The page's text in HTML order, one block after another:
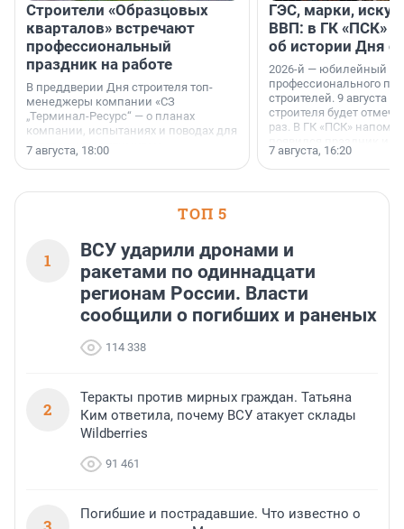
Строители «Образцовых
кварталов» встречают
профессиональный
праздник на работе
В преддверии Дня строителя топ-
менеджеры компании «СЗ
„Терминал-Ресурс“ — о планах
компании, испытаниях и поводах для
осторожного оптимизма.
7 августа, 18:00
ГЭС, марки,
ВВП: в ГК «ПСК»
об истории Дня
2026-й — юбилейный
профессионального
строителей. 9 августа
строителя будет
раз. В ГК «ПСК»
поменялась роль
7 августа, 16:20
ТОП 5
1
ВСУ ударили дронами и
ракетами по одиннадцати
регионам России. Власти
сообщили о погибших и раненых
114 338
2
Теракты против мирных граждан. Татьяна
Ким ответила, почему ВСУ атакует склады
Wildberries
91 461
Погибшие и пострадавшие. Что известно о